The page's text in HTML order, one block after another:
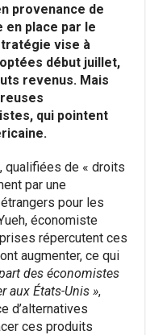
provenance de
en place par le
vise à
début juillet,
revenus. Mais
qui pointent
qualifiées de « droits
par une
pour les
économiste
répercutent ces
augmenter, ce qui
des économistes
aux États-Unis »,
d’alternatives
ces produits